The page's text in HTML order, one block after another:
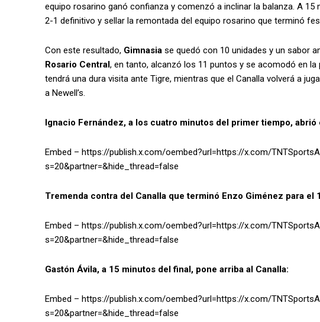
equipo rosarino ganó confianza y comenzó a inclinar la balanza. A 15
2-1 definitivo y sellar la remontada del equipo rosarino que terminó
Con este resultado, Gimnasia se quedó con 10 unidades y un sabor
Rosario Central, en tanto, alcanzó los 11 puntos y se acomodó en
tendrá una dura visita ante Tigre, mientras que el Canalla volverá a
a Newell’s.
Ignacio Fernández, a los cuatro minutos del primer tiempo, abrió
Embed – https://publish.x.com/oembed?url=https://x.com/
s=20&partner=&hide_thread=false
Tremenda contra del Canalla que terminó Enzo Giménez para el
Embed – https://publish.x.com/oembed?url=https://x.com/
s=20&partner=&hide_thread=false
Gastón Ávila, a 15 minutos del final, pone arriba al Canalla:
Embed – https://publish.x.com/oembed?url=https://x.com/
s=20&partner=&hide_thread=false